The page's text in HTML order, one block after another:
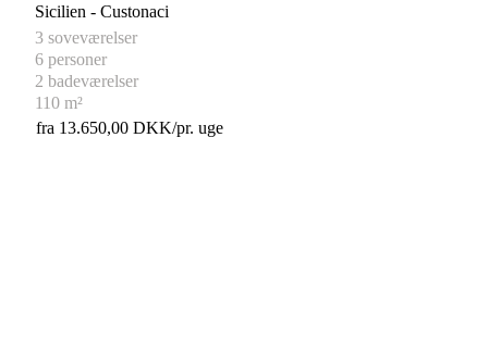
Sicilien - Custonaci
3 soveværelser
6 personer
2 badeværelser
110 m²
fra 13.650,00 DKK/pr. uge